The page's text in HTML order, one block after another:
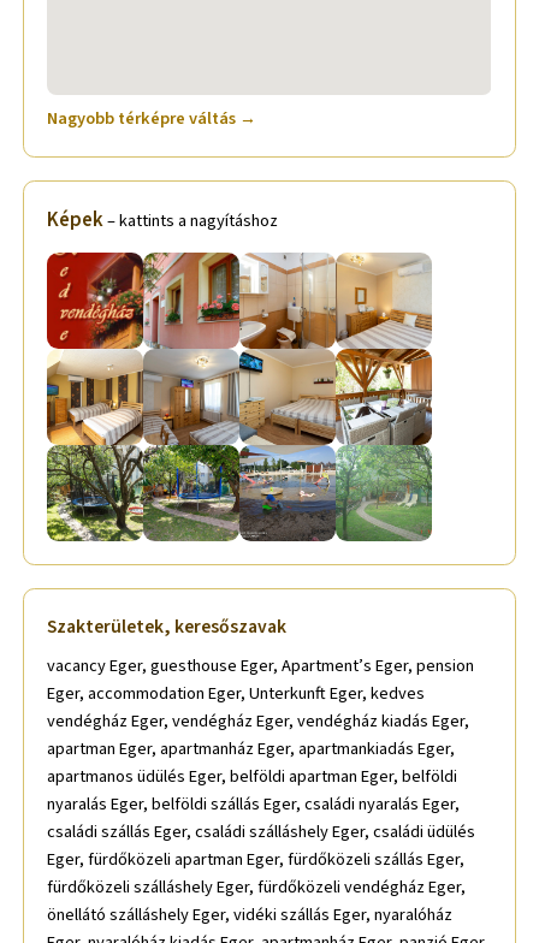
Nagyobb térképre váltás →
Képek– kattints a nagyításhoz
Szakterületek, keresőszavak
vacancy Eger, guesthouse Eger, Apartment’s Eger, pension
Eger, accommodation Eger, Unterkunft Eger, kedves
vendégház Eger, vendégház Eger, vendégház kiadás Eger,
apartman Eger, apartmanház Eger, apartmankiadás Eger,
apartmanos üdülés Eger, belföldi apartman Eger, belföldi
nyaralás Eger, belföldi szállás Eger, családi nyaralás Eger,
családi szállás Eger, családi szálláshely Eger, családi üdülés
Eger, fürdőközeli apartman Eger, fürdőközeli szállás Eger,
fürdőközeli szálláshely Eger, fürdőközeli vendégház Eger,
önellátó szálláshely Eger, vidéki szállás Eger, nyaralóház